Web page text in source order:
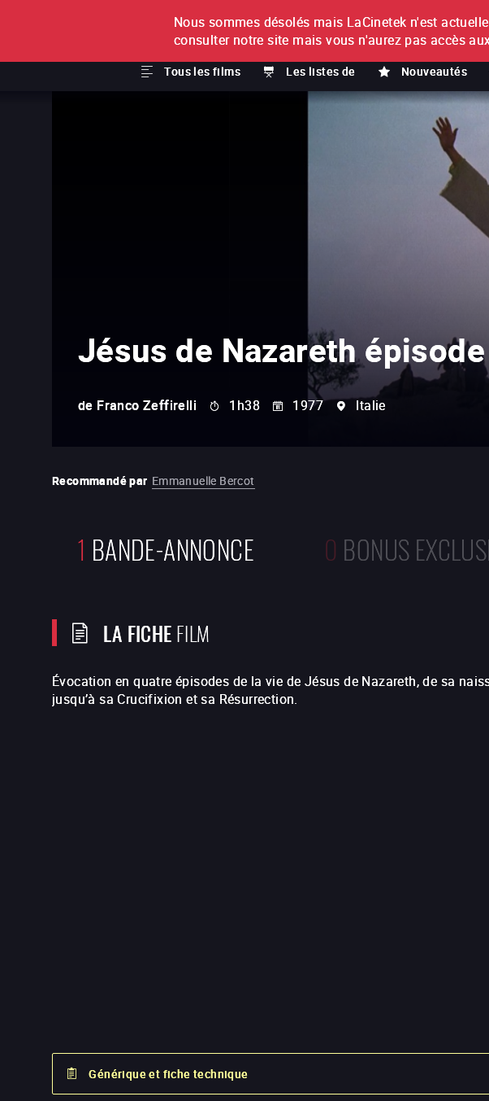
À L'UNITÉ
Tous les films Les listes de Nouveautés
ABONNEMENT
Jésus de Nazareth
de Franco Zeffirelli 1h38 1977 Italie
Recommandé par Emmanuelle Bercot
1 BANDE-ANNONCE 0 BONUS
LA FICHEFILM
Évocation en quatre épisodes de la vie de Jésus de Nazareth, de sa
jusqu’à sa Crucifixion et sa Résurrection.
Générique et fiche technique
Nous sommes désolés mais LaCinetek n'est
consulter notre site mais vous n'aurez pas accès